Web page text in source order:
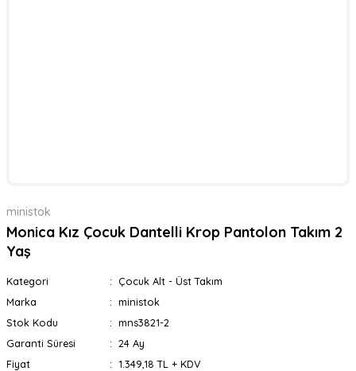
ministok
Monica Kız Çocuk Dantelli Krop Pantolon Takım 2
Yaş
Kategori
Çocuk Alt - Üst Takım
Marka
ministok
Stok Kodu
mns3821-2
Garanti Süresi
24 Ay
Fiyat
1.349,18 TL + KDV